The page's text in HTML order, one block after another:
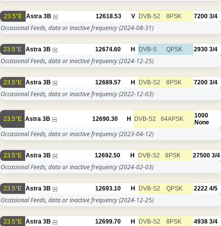
23.5°E Astra 3B 12618.53 V DVB-S2 8PSK 7200 3/4
Occasional Feeds, data or inactive frequency(2024-08-31)
23.5°E Astra 3B 12674.60 H DVB-S QPSK 2930 3/4
Occasional Feeds, data or inactive frequency(2024-12-25)
23.5°E Astra 3B 12689.57 H DVB-S2 8PSK 7200 3/4
Occasional Feeds, data or inactive frequency(2022-12-03)
23.5°E Astra 3B 12690.30 H DVB-S2 64APSK
1000
None
Occasional Feeds, data or inactive frequency(2023-04-12)
23.5°E Astra 3B 12692.50 H DVB-S2 8PSK 27500 3/4
Occasional Feeds, data or inactive frequency(2024-02-03)
23.5°E Astra 3B 12693.10 H DVB-S2 QPSK 2222 4/5
Occasional Feeds, data or inactive frequency(2024-12-25)
23.5°E Astra 3B 12699.70 H DVB-S2 8PSK 4938 3/4